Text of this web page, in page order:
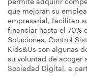
que mejoran su
empresarial, facilitan
financiar hasta el 70%
Soluciones, Control
Kids&Us son algunas
su voluntad de acoger
Sociedad Digital, a